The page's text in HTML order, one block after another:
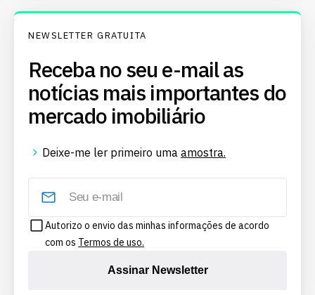
NEWSLETTER GRATUITA
Receba no seu e-mail as
notícias mais importantes do
mercado imobiliário
Deixe-me ler primeiro uma amostra.
Autorizo o envio das minhas informações de acordo
com os Termos de uso.
Assinar Newsletter